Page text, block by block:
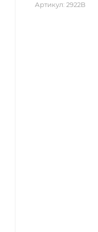
Артикул: 2922B